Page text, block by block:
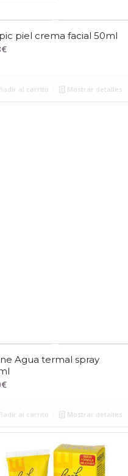
piel crema facial 50ml
€
al carrito Mostrar detalles
Agua termal spray
€
al carrito Mostrar detalles